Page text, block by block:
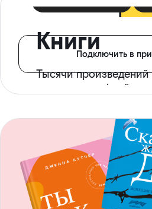
Книги
Тысячи произведений
с доступом офлайн
Подключить в